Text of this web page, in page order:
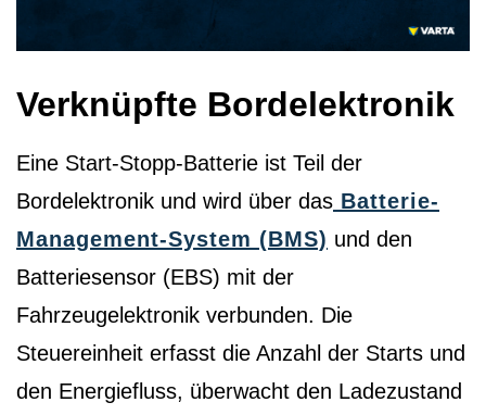
Verknüpfte Bordelektronik
Eine Start-Stopp-Batterie ist Teil der
Bordelektronik und wird über das Batterie-
Management-System (BMS) und den
Batteriesensor (EBS) mit der
Fahrzeugelektronik verbunden. Die
Steuereinheit erfasst die Anzahl der Starts und
den Energiefluss, überwacht den Ladezustand